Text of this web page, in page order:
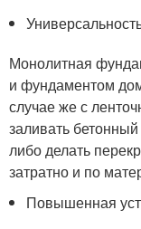
Монолитная
и фундаментом
случае же с
заливать
либо делать
затратно и по
Повышенная